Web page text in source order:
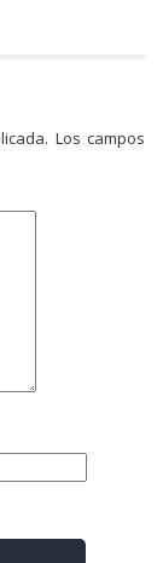
Los campos